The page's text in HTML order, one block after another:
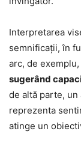
Interpretarea
semnificații, în
arc, de
sugerând
de altă parte,
reprezenta
atinge un